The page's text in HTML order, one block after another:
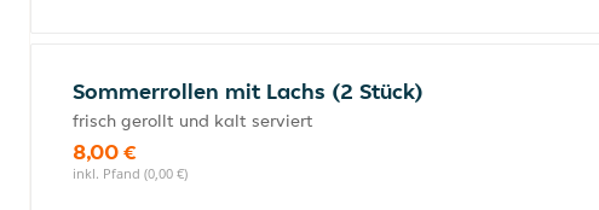
Sommerrollen mit Lachs (2 Stück)
frisch gerollt und kalt serviert
8,00 €
inkl. Pfand (0,00 €)